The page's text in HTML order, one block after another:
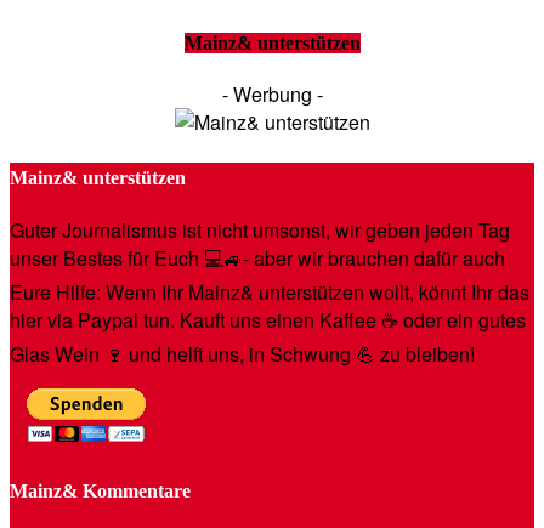
Mainz& unterstützen
- Werbung -
Mainz& unterstützen
Guter Journalismus ist nicht umsonst, wir geben jeden Tag
unser Bestes für Euch 💻🚙- aber wir brauchen dafür auch
Eure Hilfe: Wenn Ihr Mainz& unterstützen wollt, könnt Ihr das
hier via Paypal tun. Kauft uns einen Kaffee ☕️ oder ein gutes
Glas Wein 🍷 und helft uns, in Schwung 💪 zu bleiben!
Mainz& Kommentare